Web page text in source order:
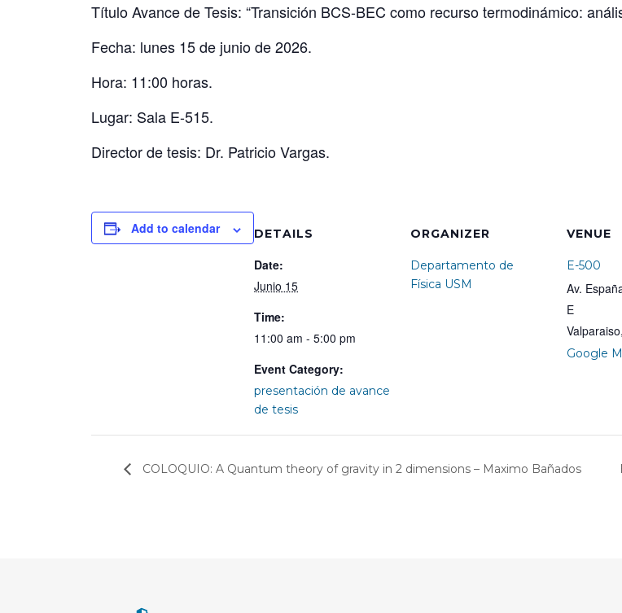
Título Avance de Tesis: “Transición BCS-BEC como recurso termodinámico:
Fecha: lunes 15 de junio de 2026.
Hora: 11:00 horas.
Lugar: Sala E-515.
Director de tesis: Dr. Patricio Vargas.
Add to calendar DETAILS
Date:
Junio 15
Time:
11:00 am - 5:00 pm
Event Category:
presentación de avance
de tesis
ORGANIZER
Departamento de
Física USM
VENUE
E-500
Av.
E
Valparaiso,
Google
COLOQUIO: A Quantum theory of gravity in 2 dimensions – Maximo Bañados